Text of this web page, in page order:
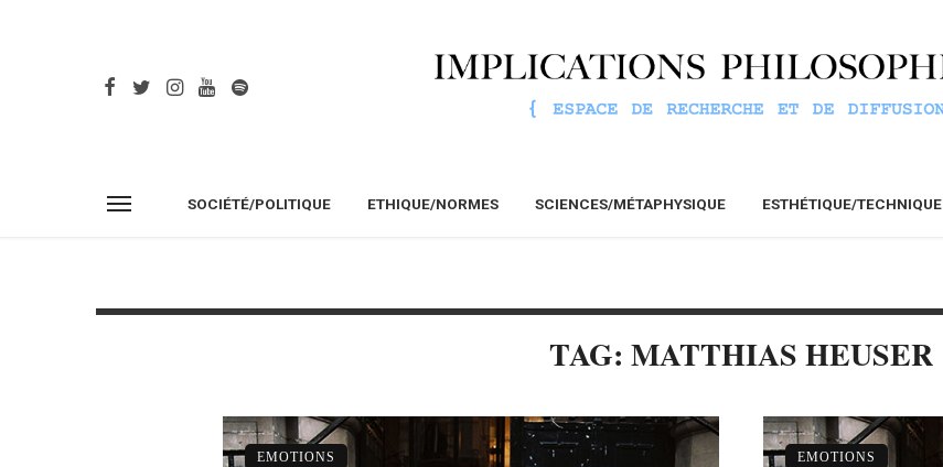
SOCIÉTÉ/POLITIQUE ETHIQUE/NORMES SCIENCES/MÉTAPHYSIQUE ESTHÉTIQUE/TECHNIQUE
TAG: MATTHIAS HEUSER
EMOTIONS EMOTIONS